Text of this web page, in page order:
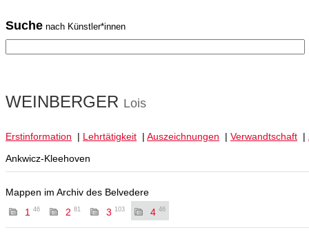
Suche nach Künstler*innen
WEINBERGER Lois
Erstinformation | Lehrtätigkeit | Auszeichnungen | Verwandtschaft |
Ankwicz-Kleehoven
Mappen im Archiv des Belvedere
1
46 2 81 3 103 4 46